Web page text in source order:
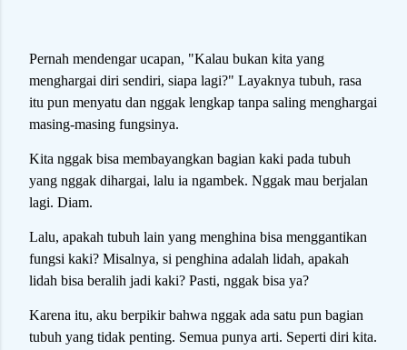
Pernah mendengar ucapan, "Kalau bukan kita yang
menghargai diri sendiri, siapa lagi?" Layaknya tubuh, rasa
itu pun menyatu dan nggak lengkap tanpa saling menghargai
masing-masing fungsinya.
Kita nggak bisa membayangkan bagian kaki pada tubuh
yang nggak dihargai, lalu ia ngambek. Nggak mau berjalan
lagi. Diam.
Lalu, apakah tubuh lain yang menghina bisa menggantikan
fungsi kaki? Misalnya, si penghina adalah lidah, apakah
lidah bisa beralih jadi kaki? Pasti, nggak bisa ya?
Karena itu, aku berpikir bahwa nggak ada satu pun bagian
tubuh yang tidak penting. Semua punya arti. Seperti diri kita.